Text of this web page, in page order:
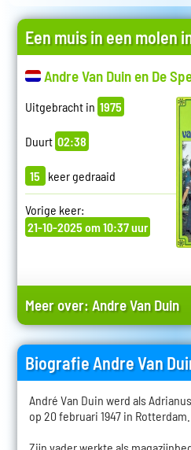
Een muis in een molen
Andre Van Duin en De
Uitgebracht in 1975
Duurt 02:38
15 keer gedraaid
Vorige keer:
21-10-2025 om 10:37 uur
Meer over:Andre Van Duin
Biografie Andre Van
André Van Duin werd als
op 20 februari 1947 in Rotterdam.